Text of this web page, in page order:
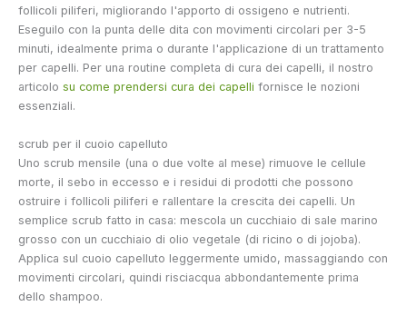
follicoli piliferi, migliorando l'apporto di ossigeno e nutrienti.
Eseguilo con la punta delle dita con movimenti circolari per 3-5
minuti, idealmente prima o durante l'applicazione di un trattamento
per capelli. Per una routine completa di cura dei capelli, il nostro
articolo su come prendersi cura dei capelli fornisce le nozioni
essenziali.
scrub per il cuoio capelluto
Uno scrub mensile (una o due volte al mese) rimuove le cellule
morte, il sebo in eccesso e i residui di prodotti che possono
ostruire i follicoli piliferi e rallentare la crescita dei capelli. Un
semplice scrub fatto in casa: mescola un cucchiaio di sale marino
grosso con un cucchiaio di olio vegetale (di ricino o di jojoba).
Applica sul cuoio capelluto leggermente umido, massaggiando con
movimenti circolari, quindi risciacqua abbondantemente prima
dello shampoo.